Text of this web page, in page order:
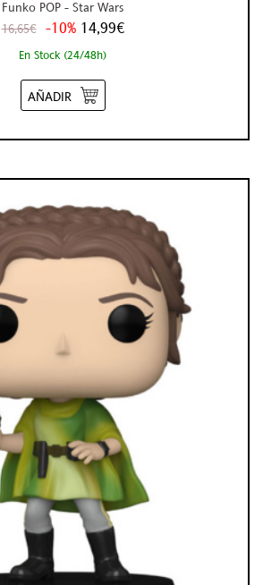
Funko POP - Star Wars
16,65€ -10% 14,99€
En Stock (24/48h)
AÑADIR